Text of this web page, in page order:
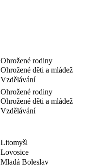
Ohrožené rodiny
Ohrožené děti a mládež
Vzdělávání
Ohrožené rodiny
Ohrožené děti a mládež
Vzdělávání
Litomyšl
Lovosice
Mladá Boleslav